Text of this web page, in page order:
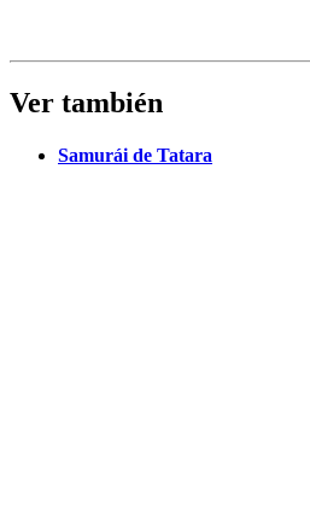
Ver también
Samurái de Tatara